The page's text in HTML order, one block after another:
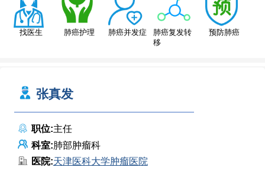
找医生 肺癌护理 肺癌并发症
肺癌复发转
移
预防肺癌
张真发
职位:主任
科室:肺部肿瘤科
医院:天津医科大学肿瘤医院